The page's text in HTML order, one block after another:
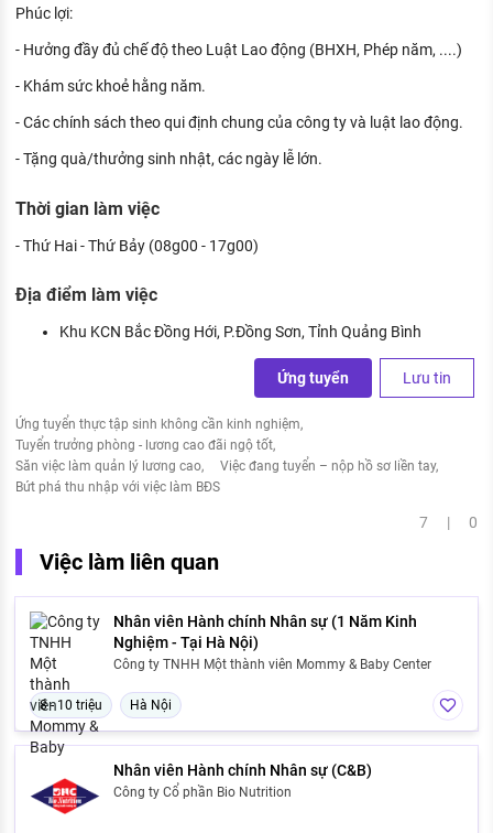
Phúc lợi:
- Hưởng đầy đủ chế độ theo Luật Lao động (BHXH, Phép năm, ....)
- Khám sức khoẻ hằng năm.
- Các chính sách theo qui định chung của công ty và luật lao động.
- Tặng quà/thưởng sinh nhật, các ngày lễ lớn.
Thời gian làm việc
- Thứ Hai - Thứ Bảy (08g00 - 17g00)
Địa điểm làm việc
Khu KCN Bắc Đồng Hới, P.Đồng Sơn, Tỉnh Quảng Bình
Ứng tuyển Lưu tin
Ứng tuyển thực tập sinh không cần kinh nghiệm
Tuyển trưởng phòng - lương cao đãi ngộ tốt
Săn việc làm quản lý lương cao
Việc đang tuyển – nộp hồ sơ liền tay
Bứt phá thu nhập với việc làm BĐS
7 | 0
Việc làm liên quan
Nhân viên Hành chính Nhân sự (1 Năm Kinh
Nghiệm - Tại Hà Nội)
Công ty TNHH Một thành viên Mommy & Baby Center
8 - 10 triệu Hà Nội
Nhân viên Hành chính Nhân sự (C&B)
Công ty Cổ phần Bio Nutrition